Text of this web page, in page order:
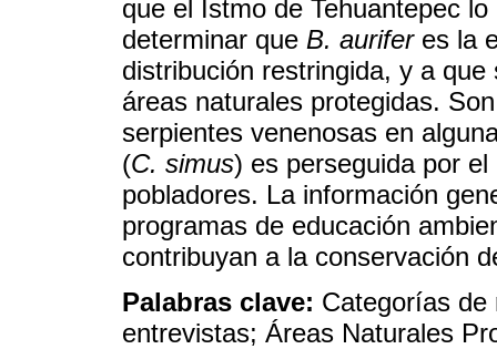
que el Istmo de Tehuantepec
determinar que B. auriferes la
distribución restringida, y a
áreas naturales protegidas.
serpientes venenosas en
(C. simus) es perseguida por
pobladores. La información
programas de educación
contribuyan a la conservación
Palabras clave: Categorías de
entrevistas; Áreas Naturales